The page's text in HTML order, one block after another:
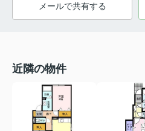
メールで共有する
近隣の物件